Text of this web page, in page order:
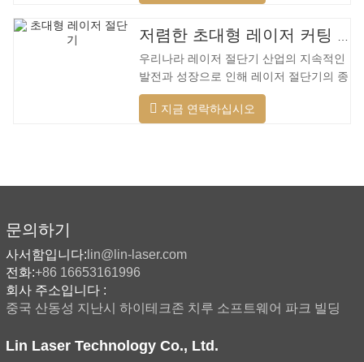
나은 품질 및 더 낮은 비용을 적용할 수 있
습니다. 저전력에서 고출력 레이저 범위까
지. 레이저 헤드는 자동으로 장애물을 피
할 수 있습니다. 레이저 헤드는 높은 동적
반응을 수행하고 장애물을 사전에 예측하
며 레이저 헤드를 최대한 보호할 수 있습
우리나라 레이저 절단기 산업의 지속적인
발전과 성장으로 인해 레이저 절단기의 종
류가 점점 더 많아지고 있으며 레이저 절
단기의 모델이 지속적으로 풍부해지고 있
개발 및 생산에서 큰 진전이 이루어졌습니
대한 업계 요구 사항이 계속 증가함에 따
라 Lin 레이저 초대형 LG 시리즈
지금 연락하십시오
문의하기
사서함입니다: lin@lin-laser.com
전화:+86 16653161996
회사 주소입니다 :
중국 산동성 지난시 하이테크존 치루 소프트웨어 파크 빌딩
Lin Laser Technology Co., Ltd.